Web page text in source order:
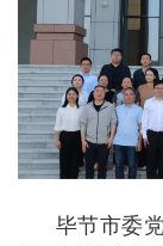
毕节市委